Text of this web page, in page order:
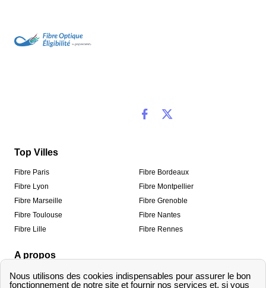
Top Villes
Fibre Paris
Fibre Lyon
Fibre Marseille
Fibre Toulouse
Fibre Lille
Fibre Bordeaux
Fibre Montpellier
Fibre Grenoble
Fibre Nantes
Fibre Rennes
A propos
Qui sommes-nous ?
Mentions légales